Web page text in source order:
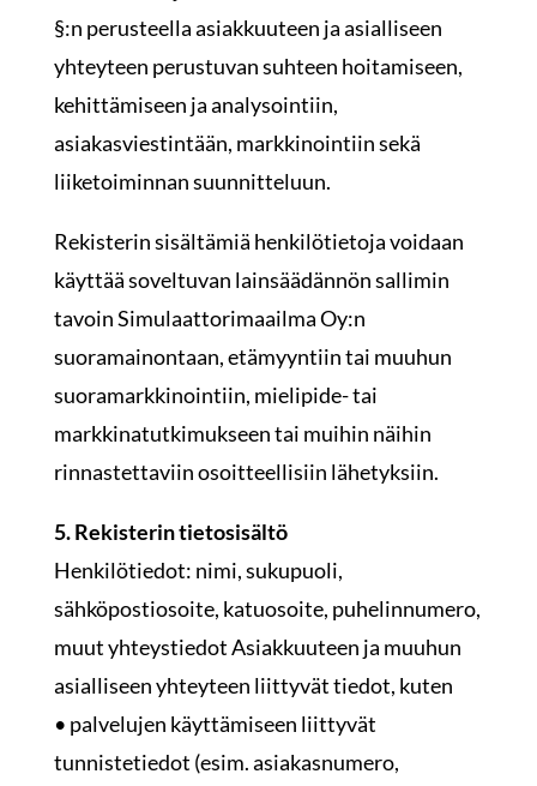
§:n perusteella asiakkuuteen ja asialliseen
yhteyteen perustuvan suhteen hoitamiseen,
kehittämiseen ja analysointiin,
asiakasviestintään, markkinointiin sekä
liiketoiminnan suunnitteluun.
Rekisterin sisältämiä henkilötietoja voidaan
käyttää soveltuvan lainsäädännön sallimin
tavoin Simulaattorimaailma Oy:n
suoramainontaan, etämyyntiin tai muuhun
suoramarkkinointiin, mielipide- tai
markkinatutkimukseen tai muihin näihin
rinnastettaviin osoitteellisiin lähetyksiin.
5. Rekisterin tietosisältö
Henkilötiedot: nimi, sukupuoli,
sähköpostiosoite, katuosoite, puhelinnumero,
muut yhteystiedot Asiakkuuteen ja muuhun
asialliseen yhteyteen liittyvät tiedot, kuten
• palvelujen käyttämiseen liittyvät
tunnistetiedot (esim. asiakasnumero,